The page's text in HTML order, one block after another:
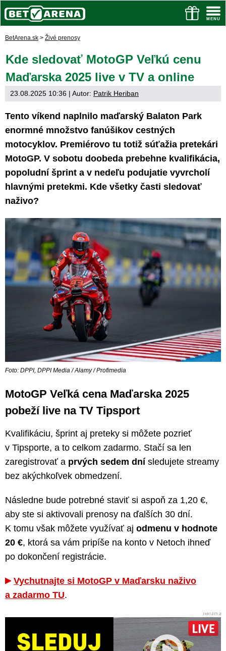
BetArena.sk > Živé prenosy
Kde sledovať MotoGP Veľkú cenu
Maďarska 2025 live v TV a online
23.08.2025 10:36 | Autor: Patrik Heriban
Tento víkend naplnilo maďarský Balaton Park
enormné množstvo fanúšikov cestných
motocyklov. Premiérovo tu totiž súťažia pretekári
MotoGP. V sobotu doobeda prebehne kvalifikácia,
popoludní šprint a v nedeľu podujatie vyvrcholí
hlavnými pretekmi. Kde všetky časti sledovať
naživo?
Foto: DPPI, DPPI Media / Alamy / Profimedia
MotoGP Veľká cena Maďarska 2025
pobeží live na TV Tipsport
Kvalifikáciu, šprint aj preteky si môžete pozrieť
v Tipsporte, a to celkom zadarmo. Stačí sa len
zaregistrovať a prvých sedem dní sledujete streamy
bez akýchkoľvek obmedzení.
Následne bude potrebné staviť si aspoň za 1,20 €,
aby ste si aktivovali prenosy na ďalších 30 dní.
K tomu však môžete využívať aj odmenu v hodnote
20 €, ktorá sa vám pripíše na konto v Netoch ihneď
po dokončení registrácie.
Vychutnajte si MotoGP v Maďarsku naživo
a zadarmo TU.